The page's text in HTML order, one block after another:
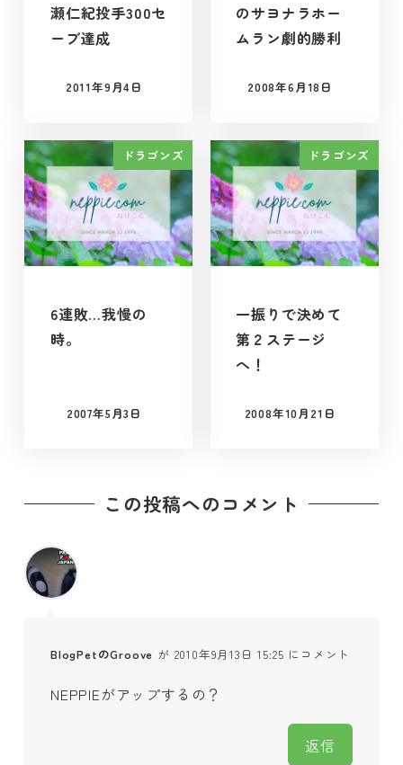
瀬仁紀投手300セ
ーブ達成
投稿日
2011年9月4日
のサヨナラホー
ムラン劇的勝利
投稿日
2008年6月18日
ドラゴンズ
6連敗…我慢の
時。
投稿日
2007年5月3日
ドラゴンズ
一振りで決めて
第２ステージ
へ！
投稿日
2008年10月21日
この投稿へのコメント
BlogPetのGroove が 2010年9月13日 15:25 にコメント
NEPPIEがアップするの？
返信